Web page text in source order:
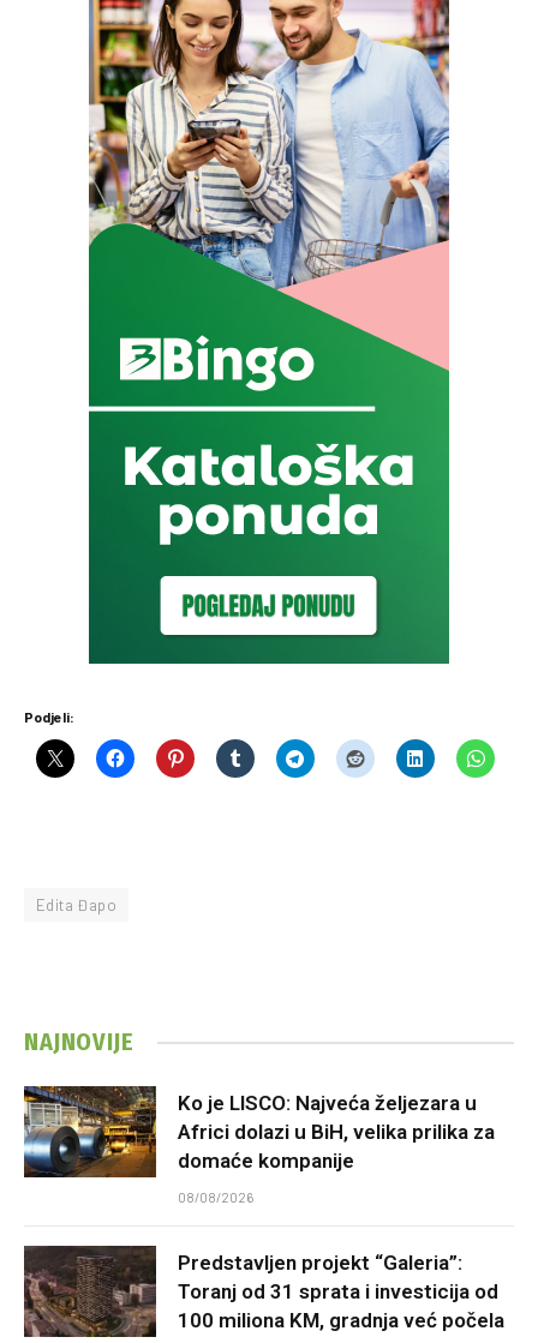
Podjeli:
Edita Đapo
NAJNOVIJE
Ko je LISCO: Najveća željezara u
Africi dolazi u BiH, velika prilika za
domaće kompanije
08/08/2026
Predstavljen projekt “Galeria”:
Toranj od 31 sprata i investicija od
100 miliona KM, gradnja već počela